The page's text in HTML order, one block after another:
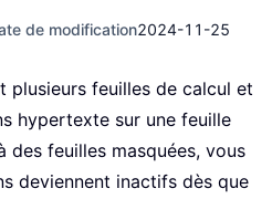
de modification2024-11-25
plusieurs feuilles de calcul et
hypertexte sur une feuille
des feuilles masquées, vous
deviennent inactifs dès que